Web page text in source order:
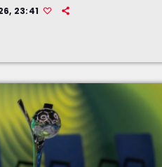
23:41